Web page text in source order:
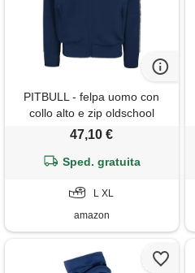
PITBULL - felpa uomo con
collo alto e zip oldschool
powers, felpe uomo in tessuto
due tasche aperte, morbida e
47,10 €
Sped. gratuita
L XL
amazon